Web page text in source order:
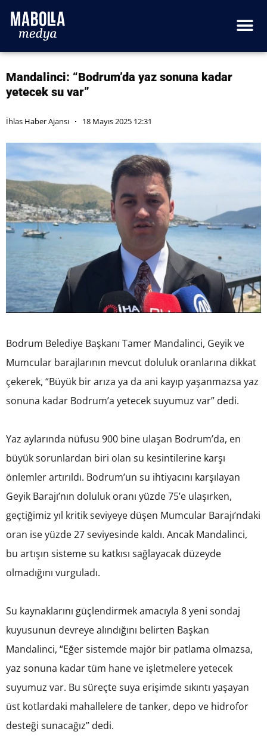
Mandalinci: “Bodrum’da yaz sonuna kadar
yetecek su var”
İhlas Haber Ajansı 18 Mayıs 2025 12:31
Bodrum Belediye Başkanı Tamer Mandalinci, Geyik ve
Mumcular barajlarının mevcut doluluk oranlarına dikkat
çekerek, “Büyük bir arıza ya da ani kayıp yaşanmazsa yaz
sonuna kadar Bodrum’a yetecek suyumuz var” dedi.
Yaz aylarında nüfusu 900 bine ulaşan Bodrum’da, en
büyük sorunlardan biri olan su kesintilerine karşı
önlemler artırıldı. Bodrum’un su ihtiyacını karşılayan
Geyik Barajı’nın doluluk oranı yüzde 75’e ulaşırken,
geçtiğimiz yıl kritik seviyeye düşen Mumcular Barajı’ndaki
oran ise yüzde 27 seviyesinde kaldı. Ancak Mandalinci,
bu artışın sisteme su katkısı sağlayacak düzeyde
olmadığını vurguladı.
Su kaynaklarını güçlendirmek amacıyla 8 yeni sondaj
kuyusunun devreye alındığını belirten Başkan
Mandalinci, “Eğer sistemde majör bir patlama olmazsa,
yaz sonuna kadar tüm hane ve işletmelere yetecek
suyumuz var. Bu süreçte suya erişimde sıkıntı yaşayan
üst kotlardaki mahallelere de tanker, depo ve hidrofor
desteği sunacağız” dedi.